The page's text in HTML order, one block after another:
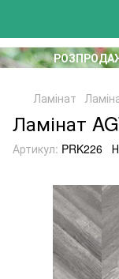
Ламінат
Ламінат
Артикул: PRK226